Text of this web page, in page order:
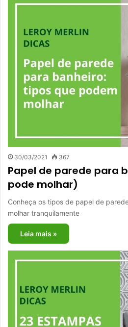
30/03/2021 367
Papel de parede para
pode molhar)
Conheça os tipos de papel de
molhar tranquilamente
Leia mais »